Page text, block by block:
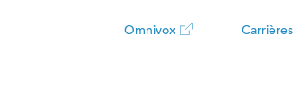
Omnivox
Carrières